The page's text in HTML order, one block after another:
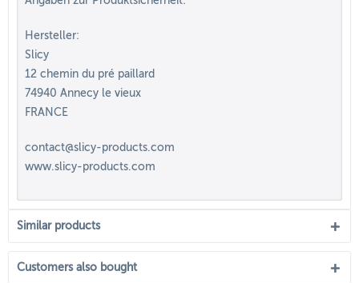
Hersteller:
Slicy
12 chemin du pré paillard
74940 Annecy le vieux
FRANCE
contact@slicy-products.com
www.slicy-products.com
Similar products
Customers also bought